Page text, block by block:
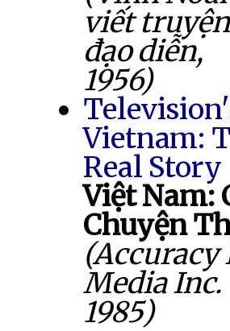
viết
đạo diễn,
1956)
Vietnam:
Real Story
Việt Nam:
Chuyện
(Accuracy
Media Inc.
1985)